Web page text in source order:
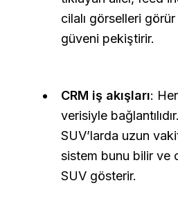
cilalı görselleri
güveni pekiştirir.
CRM iş akışları:
verisiyle
SUV’larda uzun
sistem bunu bilir ve
SUV gösterir.